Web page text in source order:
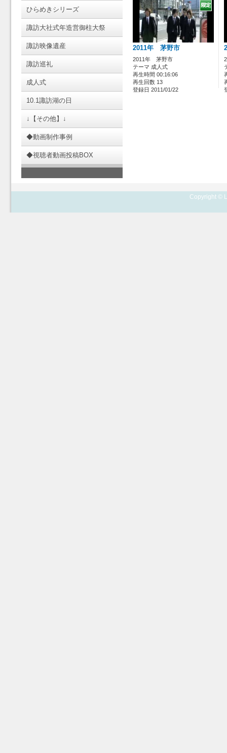
ひらめきシリーズ
諏訪大社式年造営御柱大祭
諏訪映像遺産
諏訪巡礼
成人式
10.1諏訪湖の日
↓【その他】↓
◆動画制作事例
◆視聴者動画投稿BOX
2011年 茅野市
2011年 茅野市
テーマ 成人式
再生時間 00:16:06
再生回数 13
登録日 2011/01/22
Copyright ©